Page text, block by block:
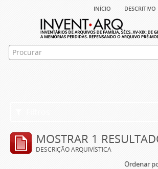
início descritivo
MOSTRAR 1
DESCRIÇÃO ARQUIVÍSTICA
Ordenar